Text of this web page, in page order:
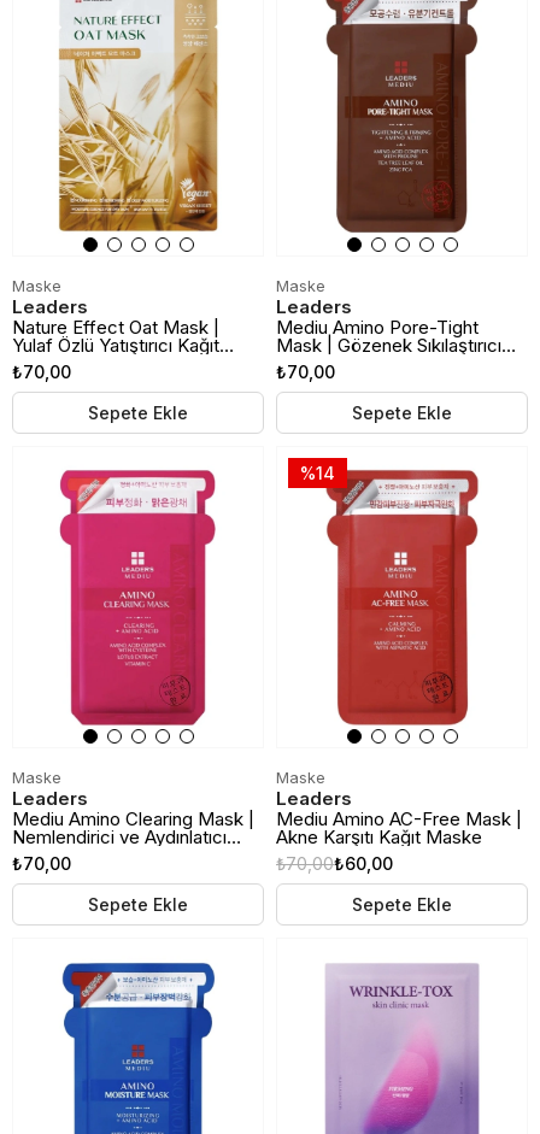
Maske
Leaders
Nature Effect Oat Mask |
Yulaf Özlü Yatıştırıcı Kağıt
Maske
₺70,00
Sepete Ekle
Maske
Leaders
Mediu Amino Pore-Tight
Mask | Gözenek Sıkılaştırıcı
Kağıt Maske
₺70,00
Sepete Ekle
Maske
Leaders
Mediu Amino Clearing Mask |
Nemlendirici ve Aydınlatıcı
Kağıt Maske
₺70,00
Sepete Ekle
Maske
Leaders
Mediu Amino AC-Free Mask |
Akne Karşıtı Kağıt Maske
₺60,00
₺70,00
Sepete Ekle
%14